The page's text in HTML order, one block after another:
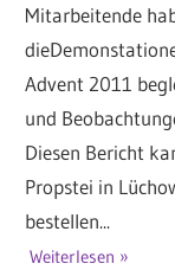
Mitarbeitende
Advent 2011
und
Diesen Bericht
Propstei in
bestellen...
Weiterlesen